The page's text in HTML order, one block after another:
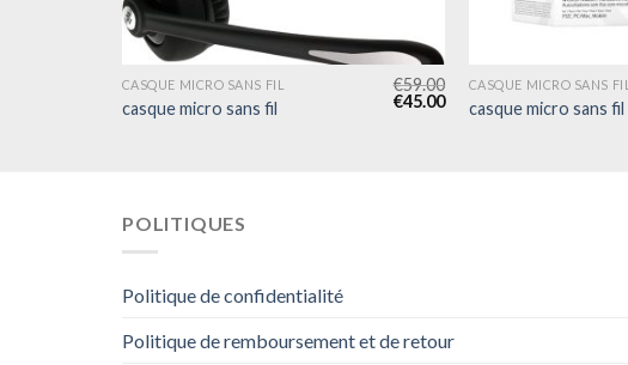
CASQUE MICRO SANS FIL
casque micro sans fil
€59.00
€45.00
CASQUE MICRO SANS FIL
casque micro sans fil
POLITIQUES
Politique de confidentialité
Politique de remboursement et de retour